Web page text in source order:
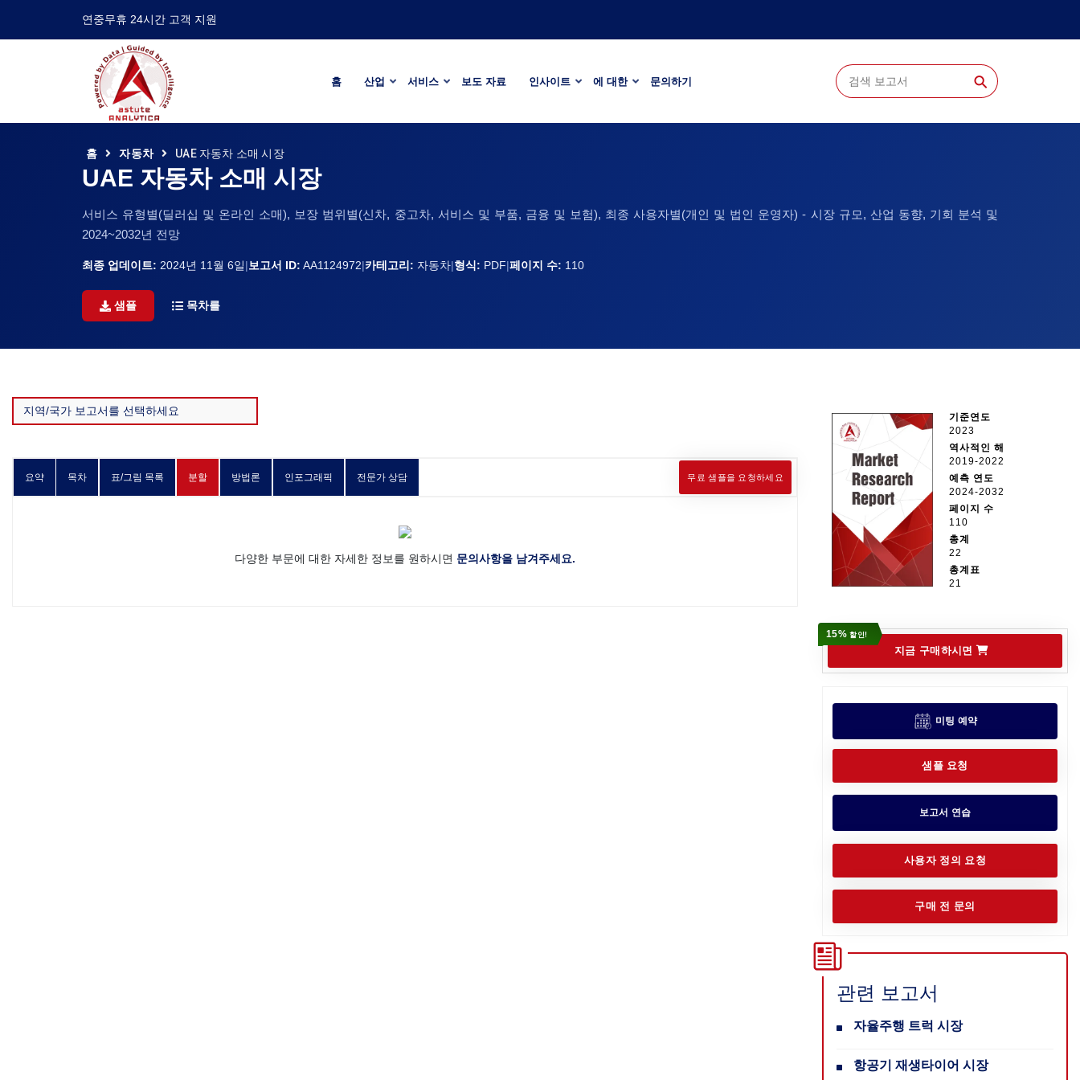
연중무휴 24시간 고객 지원
홈 산업 서비스 보도 자료 인사이트 에 대한 문의하기 ⚲
홈 자동차 UAE 자동차 소매 시장
UAE 자동차 소매 시장
서비스 유형별(딜러십 및 온라인 소매), 보장 범위별(신차, 중고차, 서비스 및 부품, 금융 및 보험), 최종 사용자별(개인 및 법인 운영자) - 시장 규모, 산업 동향, 기회 분석 및
2024~2032년 전망
최종 업데이트: 2024년 11월 6일|보고서 ID: AA1124972|카테고리: 자동차|형식: PDF|페이지 수: 110
샘플 목차를
요약 목차 표/그림 목록 분할 방법론 인포그래픽 전문가 상담 무료 샘플을 요청하세요
다양한 부문에 대한 자세한 정보를 원하시면 문의사항을 남겨주세요.
기준연도
2023
역사적인 해
2019-2022
예측 연도
2024-2032
페이지 수
110
총계
22
총계표
21
지금 구매하시면
15%할인!
미팅 예약
샘플 요청
보고서 연습
사용자 정의 요청
구매 전 문의
관련 보고서
자율주행 트럭 시장
항공기 재생타이어 시장